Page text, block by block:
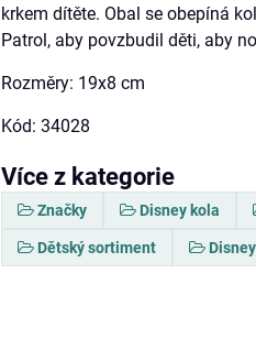
krkem dítěte. Obal se obepíná
Patrol, aby povzbudil děti, aby
Rozměry: 19x8 cm
Kód: 34028
Více z kategorie
Značky Disney kola
Dětský sortiment